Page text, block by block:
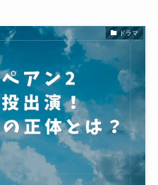
ドラマ